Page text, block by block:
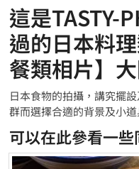
這是TASTY-
過的日本料
餐類相片】
日本食物的拍攝，講究擺
群而選擇合適的背景及小
可以在此參看一